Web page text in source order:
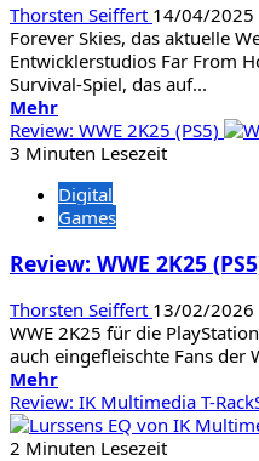
Peter
Criss
KISS
nie
verlassen
hätten
Thorsten Seiffert 14/04/2025
Forever Skies, das aktuelle
Entwicklerstudios Far From
Survival-Spiel, das auf...
MehrMehr
Informationen
über
Forever
Skies
Review: WWE 2K25 (PS5)
3 Minuten Lesezeit
Digital
Games
Review: WWE 2K25
Thorsten Seiffert 13/02/2026
WWE 2K25 für die
auch eingefleischte Fans der
MehrMehr
Informationen
über
Review:
Review: IK Multimedia T-
2 Minuten Lesezeit